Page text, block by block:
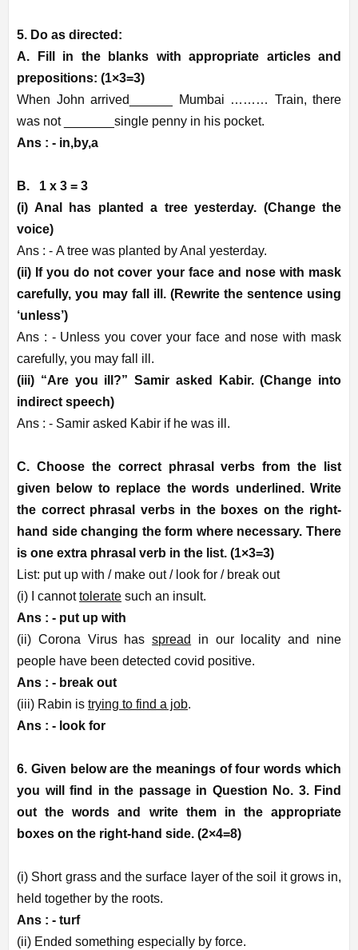
5. Do as directed:
A. Fill in the blanks with appropriate articles and
prepositions: (1×3=3)
When John arrived______ Mumbai ……… Train, there
was not _______single penny in his pocket.
Ans : - in,by,a
B. 1 x 3 = 3
(i) Anal has planted a tree yesterday. (Change the
voice)
Ans : - A tree was planted by Anal yesterday.
(ii) If you do not cover your face and nose with mask
carefully, you may fall ill. (Rewrite the sentence using
‘unless’)
Ans : - Unless you cover your face and nose with mask
carefully, you may fall ill.
(iii) “Are you ill?” Samir asked Kabir. (Change into
indirect speech)
Ans : - Samir asked Kabir if he was ill.
C. Choose the correct phrasal verbs from the list
given below to replace the words underlined. Write
the correct phrasal verbs in the boxes on the right-
hand side changing the form where necessary. There
is one extra phrasal verb in the list. (1×3=3)
List: put up with / make out / look for / break out
(i) I cannottolerate such an insult.
Ans : - put up with
(ii) Corona Virus hasspread
in our locality and nine
people have been detected covid positive.
Ans : - break out
(iii) Rabin is trying to find a job.
Ans : - look for
6. Given below are the meanings of four words which
you will find in the passage in Question No. 3. Find
out the words and write them in the appropriate
boxes on the right-hand side. (2×4=8)
(i) Short grass and the surface layer of the soil it grows in,
held together by the roots.
Ans : - turf
(ii) Ended something especially by force.